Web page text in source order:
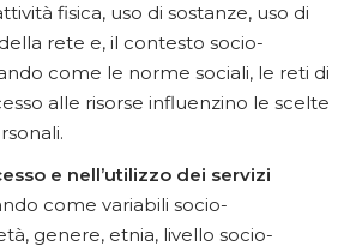
fisica, uso di sostanze, uso di
rete e, il contesto socio-
come le norme sociali, le reti di
alle risorse influenzino le scelte
e nell’utilizzo dei servizi
come variabili socio-
genere, etnia, livello socio-